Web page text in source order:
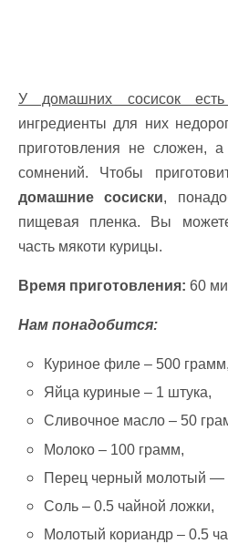
У домашних сосисок
ингредиенты для них
приготовления не сложен,
сомнений. Чтобы
домашние сосиски,
пищевая пленка. Вы
часть мякоти курицы.
Время приготовления: 60
Нам понадобится:
Куриное филе – 500 грамм,
Яйца куриные – 1 штука,
Сливочное масло – 50
Молоко – 100 грамм,
Перец черный молотый —
Соль – 0.5 чайной ложки,
Молотый кориандр – 0.5